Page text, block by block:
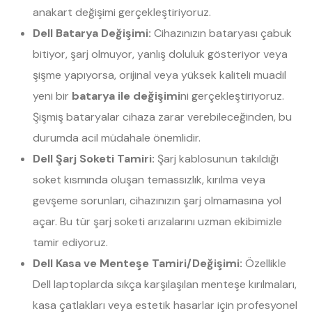
anakart değişimi gerçekleştiriyoruz.
Dell Batarya Değişimi: Cihazınızın bataryası çabuk
bitiyor, şarj olmuyor, yanlış doluluk gösteriyor veya
şişme yapıyorsa, orijinal veya yüksek kaliteli muadil
yeni bir batarya ile değişimini gerçekleştiriyoruz.
Şişmiş bataryalar cihaza zarar verebileceğinden, bu
durumda acil müdahale önemlidir.
Dell Şarj Soketi Tamiri: Şarj kablosunun takıldığı
soket kısmında oluşan temassızlık, kırılma veya
gevşeme sorunları, cihazınızın şarj olmamasına yol
açar. Bu tür şarj soketi arızalarını uzman ekibimizle
tamir ediyoruz.
Dell Kasa ve Menteşe Tamiri/Değişimi: Özellikle
Dell laptoplarda sıkça karşılaşılan menteşe kırılmaları,
kasa çatlakları veya estetik hasarlar için profesyonel